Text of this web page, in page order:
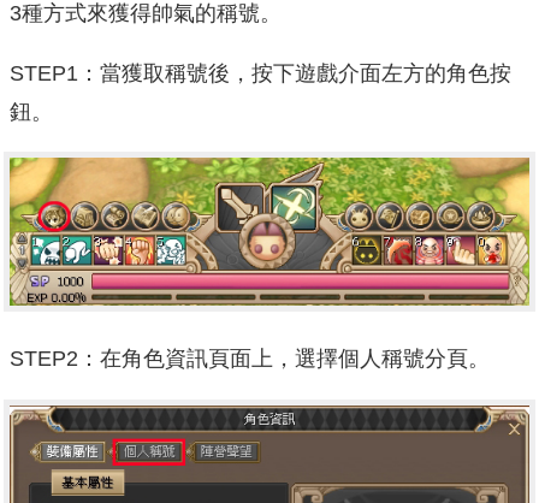
3種方式來獲得帥氣的稱號。
STEP1：當獲取稱號後，按下遊戲介面左方的角色按
鈕。
STEP2：在角色資訊頁面上，選擇個人稱號分頁。